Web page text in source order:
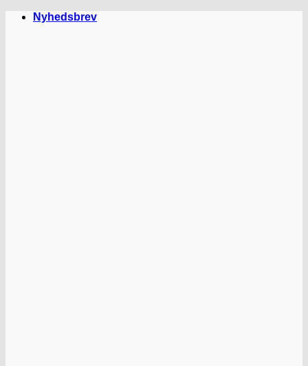
FortsætNyhedsbrev